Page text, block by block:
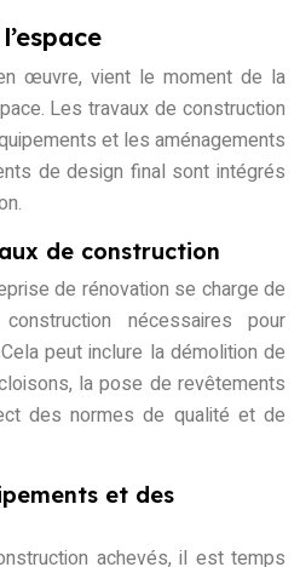
œuvre, vient le moment de la
Les travaux de construction
et les aménagements
de design final sont intégrés
de construction
de rénovation se charge de
nécessaires pour
peut inclure la démolition de
la pose de revêtements
des normes de qualité et de
et des
achevés, il est temps